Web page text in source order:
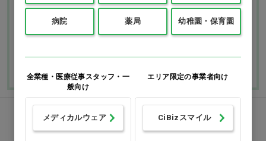
返品・交換につい
修理・保証につい
て
FAXでのご注文
病院 薬局 幼稚園・保育園
全業種・医療従事スタッフ・一
般向け
メディカルウェア
エリア限定の事業者向け
CiBizスマイル